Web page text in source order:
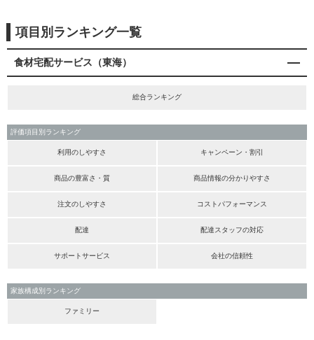
項目別ランキング一覧
食材宅配サービス（東海）
総合ランキング
評価項目別ランキング
利用のしやすさ キャンペーン・割引
商品の豊富さ・質 商品情報の分かりやすさ
注文のしやすさ コストパフォーマンス
配達 配達スタッフの対応
サポートサービス 会社の信頼性
家族構成別ランキング
ファミリー